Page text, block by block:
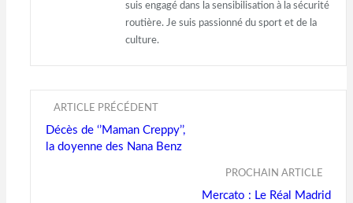
suis engagé dans la sensibilisation à la sécurité
routière. Je suis passionné du sport et de la
culture.
ARTICLE PRÉCÉDENT
Décès de ‘’Maman Creppy’’,
la doyenne des Nana Benz
PROCHAIN ARTICLE
Mercato : Le Réal Madrid